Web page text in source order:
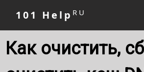
101 Help RU
Как очистить,